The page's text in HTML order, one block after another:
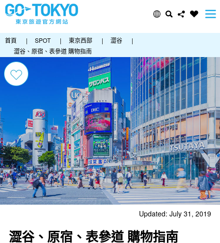
首頁 | SPOT | 東京西部 | 澀谷
|
澀谷、原宿、表參道 購物指南
Updated: July 31, 2019
澀谷、原宿、表參道 購物指南